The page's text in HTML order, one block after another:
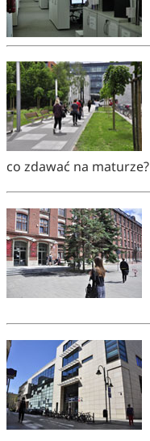
co zdawać na maturze?